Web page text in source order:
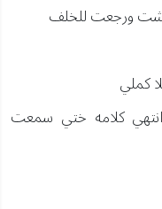
ورجعت للخلف
كملي
كلامه ختي سمعت